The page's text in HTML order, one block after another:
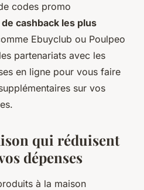
codes promo
cashback les plus
Ebuyclub ou Poulpeo
partenariats avec les
en ligne pour vous faire
sur vos
qui réduisent
dépenses
à la maison